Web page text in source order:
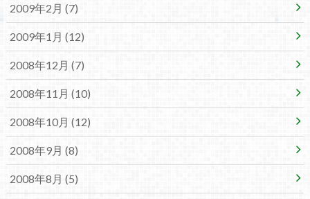
2009年2月 (7)
2009年1月 (12)
2008年12月 (7)
2008年11月 (10)
2008年10月 (12)
2008年9月 (8)
2008年8月 (5)